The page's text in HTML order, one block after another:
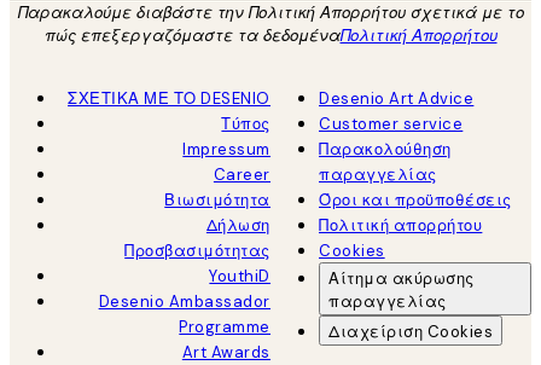
Παρακαλούμε διαβάστε την Πολιτική Απορρήτου σχετικά με το
πώς επεξεργαζόμαστε τα δεδομέναΠολιτική Απορρήτου
ΣΧΕΤΙΚΑ ΜΕ ΤΟ DESENIO
Τύπος
Impressum
Career
Βιωσιμότητα
Δήλωση
Προσβασιμότητας
YouthiD
Desenio Ambassador
Programme
Art Awards
Desenio Art Advice
Customer service
Παρακολούθηση
παραγγελίας
Όροι και προϋποθέσεις
Πολιτική απορρήτου
Cookies
Αίτημα ακύρωσης
παραγγελίας
Διαχείριση Cookies